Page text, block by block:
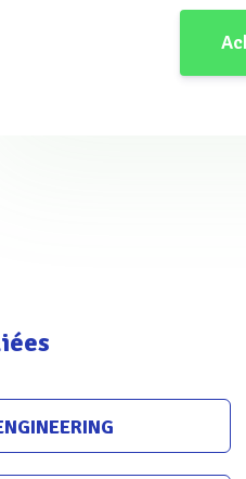
qui conçoivent,
Suez, GE Water &
raisons principales